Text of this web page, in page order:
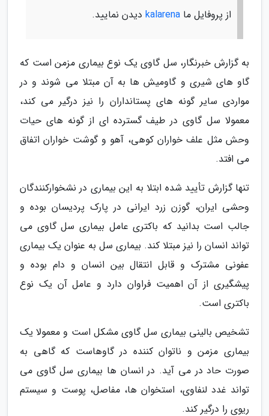
از پروفایل ما kalarena دیدن نمایید.
به گزارش خبرنگار، سل گاوی یک نوع بیماری مزمن است که
گاو های شیری و گاومیش ها به آن مبتلا می شوند و در
مواردی سایر گونه های پستانداران را نیز درگیر می کند،
معمولا سل گاوی در طیف گسترده ای از گونه های حیات
وحش مثل علف خواران کوهی، آهو و گوشت خواران اتفاق
می افتد.
تنها گزارش تأیید شده ابتلا به این بیماری در نشخوارکنندگان
وحشی ایران، گوزن زرد ایرانی در پارک پردیسان بوده و
جالب است بدانید که باکتری عامل بیماری سل گاوی می
تواند انسان را نیز مبتلا کند. بیماری سل به عنوان یک بیماری
عفونی مشترک و قابل انتقال بین انسان و دام بوده و
پیشگیری از آن اهمیت فراوان دارد و عامل آن یک نوع
باکتری است.
تشخیص بالینی بیماری سل گاوی مشکل است و معمولا یک
بیماری مزمن و ناتوان کننده در گاوهاست که گاهی به
صورت حاد در می آید. در انسان ها بیماری سل گاوی می
تواند غدد لنفاوی، استخوان ها، مفاصل، پوست و سیستم
ریوی را درگیر کند.